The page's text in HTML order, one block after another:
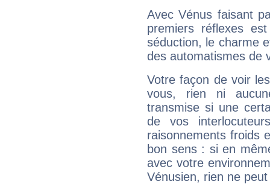
Avec Vénus faisant
premiers réflexes
séduction, le charme
des automatismes de
Votre façon de voir
vous, rien ni
transmise si une
de vos
raisonnements froids
bon sens : si en
avec votre
Vénusien, rien ne